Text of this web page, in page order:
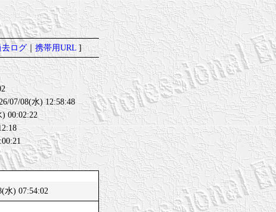
ログ｜携帯用URL]
07/08(水) 12:58:48
00:02:22
水) 07:54:02